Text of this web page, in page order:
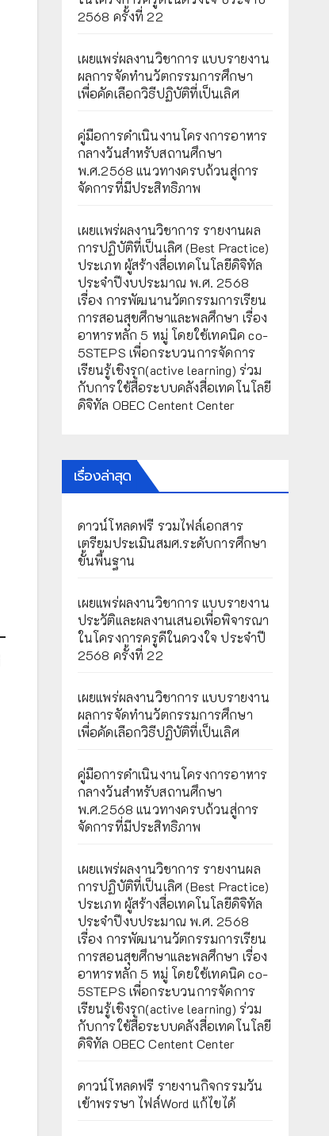
2568 ครั้งที่ 22
เผยแพร่ผลงานวิชาการ แบบรายงาน
ผลการจัดทำนวัตกรรมการศึกษา
เพื่อคัดเลือกวิธีปฏิบัติที่เป็นเลิศ
คู่มือการดำเนินงานโครงการอาหาร
กลางวันสำหรับสถานศึกษา
พ.ศ.2568 แนวทางครบถ้วนสู่การ
จัดการที่มีประสิทธิภาพ
เผยเเพร่ผลงานวิชาการ รายงานผล
การปฏิบัติที่เป็นเลิศ (Best Practice)
ประเภท ผู้สร้างสื่อเทคโนโลยีดิจิทัล
ประจำปีงบประมาณ พ.ศ. 2568
เรื่อง การพัฒนานวัตกรรมการเรียน
การสอนสุขศึกษาและพลศึกษา เรื่อง
อาหารหลัก 5 หมู่ โดยใช้เทคนิค co-
5STEPS เพื่อกระบวนการจัดการ
เรียนรู้เชิงรุก(active learning) ร่วม
กับการใช้สื่อระบบคลังสื่อเทคโนโลยี
ดิจิทัล OBEC Centent Center
เรื่องล่าสุด
ดาวน์โหลดฟรี รวมไฟล์เอกสาร
เตรียมประเมินสมศ.ระดับการศึกษา
ขั้นพื้นฐาน
เผยแพร่ผลงานวิชาการ แบบรายงาน
ประวัติและผลงานเสนอเพื่อพิจารณา
ในโครงการครูดีในดวงใจ ประจำปี
2568 ครั้งที่ 22
เผยแพร่ผลงานวิชาการ แบบรายงาน
ผลการจัดทำนวัตกรรมการศึกษา
เพื่อคัดเลือกวิธีปฏิบัติที่เป็นเลิศ
คู่มือการดำเนินงานโครงการอาหาร
กลางวันสำหรับสถานศึกษา
พ.ศ.2568 แนวทางครบถ้วนสู่การ
จัดการที่มีประสิทธิภาพ
เผยเเพร่ผลงานวิชาการ รายงานผล
การปฏิบัติที่เป็นเลิศ (Best Practice)
ประเภท ผู้สร้างสื่อเทคโนโลยีดิจิทัล
ประจำปีงบประมาณ พ.ศ. 2568
เรื่อง การพัฒนานวัตกรรมการเรียน
การสอนสุขศึกษาและพลศึกษา เรื่อง
อาหารหลัก 5 หมู่ โดยใช้เทคนิค co-
5STEPS เพื่อกระบวนการจัดการ
เรียนรู้เชิงรุก(active learning) ร่วม
กับการใช้สื่อระบบคลังสื่อเทคโนโลยี
ดิจิทัล OBEC Centent Center
ดาวน์โหลดฟรี รายงานกิจกรรมวัน
เข้าพรรษา ไฟล์Word แก้ไขได้